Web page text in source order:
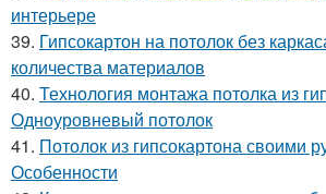
интерьере
39. Гипсокартон на потолок без
количества материалов
40. Технология монтажа потолка из
Одноуровневый потолок
41. Потолок из гипсокартона своими
Особенности